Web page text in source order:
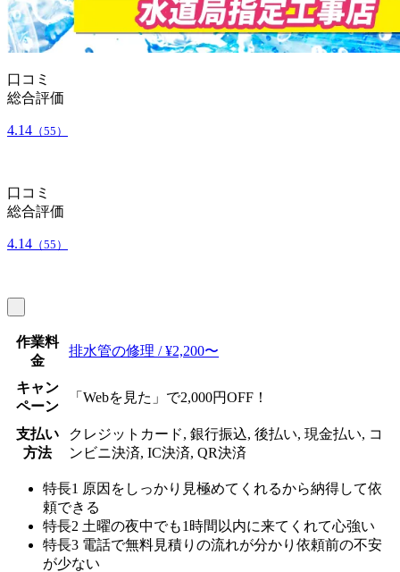
口コミ
総合評価
4.14 （55）
口コミ
総合評価
4.14 （55）
作業料
金
排水管の修理 / ¥2,200〜
キャン
ペーン
「Webを見た」で2,000円OFF！
支払い
方法
クレジットカード, 銀行振込, 後払い, 現金払い, コ
ンビニ決済, IC決済, QR決済
特長1 原因をしっかり見極めてくれるから納得して依
頼できる
特長2 土曜の夜中でも1時間以内に来てくれて心強い
特長3 電話で無料見積りの流れが分かり依頼前の不安
が少ない